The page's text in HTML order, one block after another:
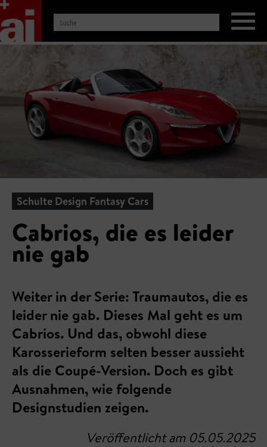
Schulte Design Fantasy Cars
Cabrios, die es leider
nie gab
Weiter in der Serie: Traumautos, die es
leider nie gab. Dieses Mal geht es um
Cabrios. Und das, obwohl diese
Karosserieform selten besser aussieht
als die Coupé-Version. Doch es gibt
Ausnahmen, wie folgende
Designstudien zeigen.
Veröffentlicht am 05.05.2025